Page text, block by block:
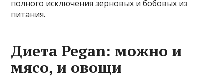
полного исключения зерновых и бобовых из
питания.
Диета Pegan: можно и
мясо, и овощи